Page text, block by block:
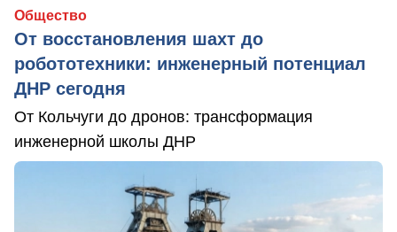
Общество
От восстановления шахт до
робототехники: инженерный потенциал
ДНР сегодня
От Кольчуги до дронов: трансформация
инженерной школы ДНР